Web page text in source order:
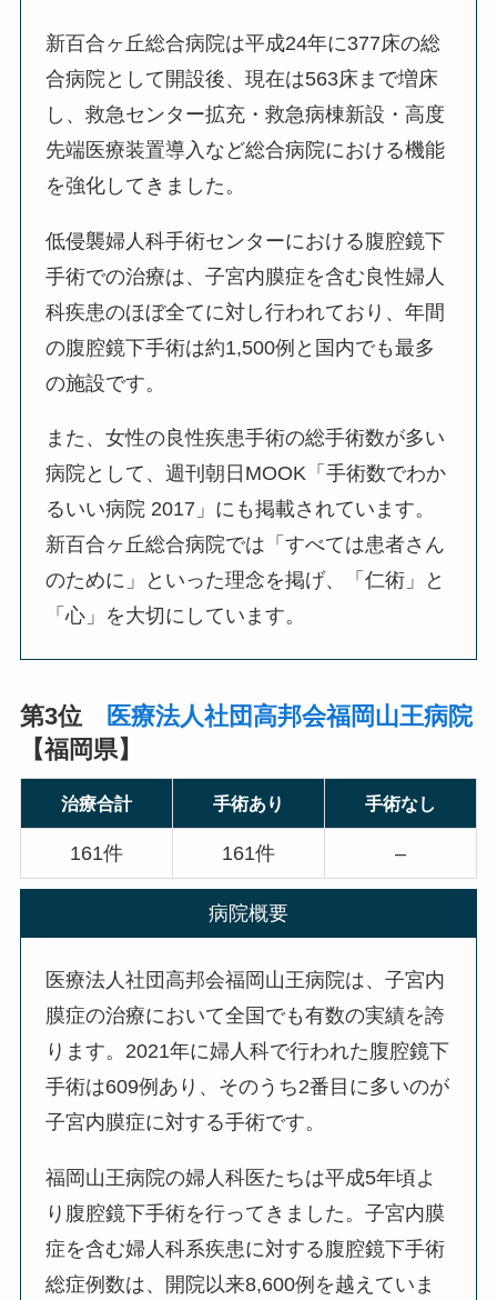
新百合ヶ丘総合病院は平成24年に377床の総
合病院として開設後、現在は563床まで増床
し、救急センター拡充・救急病棟新設・高度
先端医療装置導入など総合病院における機能
を強化してきました。
低侵襲婦人科手術センターにおける腹腔鏡下
手術での治療は、子宮内膜症を含む良性婦人
科疾患のほぼ全てに対し行われており、年間
の腹腔鏡下手術は約1,500例と国内でも最多
の施設です。
また、女性の良性疾患手術の総手術数が多い
病院として、週刊朝日MOOK「手術数でわか
るいい病院 2017」にも掲載されています。
新百合ヶ丘総合病院では「すべては患者さん
のために」といった理念を掲げ、「仁術」と
「心」を大切にしています。
第3位
医療法人社団高邦会福岡山王病院
【福岡県】
治療合計 手術あり 手術なし
161件 161件 –
病院概要
医療法人社団高邦会福岡山王病院は、子宮内
膜症の治療において全国でも有数の実績を誇
ります。2021年に婦人科で行われた腹腔鏡下
手術は609例あり、そのうち2番目に多いのが
子宮内膜症に対する手術です。
福岡山王病院の婦人科医たちは平成5年頃よ
り腹腔鏡下手術を行ってきました。子宮内膜
症を含む婦人科系疾患に対する腹腔鏡下手術
総症例数は、開院以来8,600例を越えていま